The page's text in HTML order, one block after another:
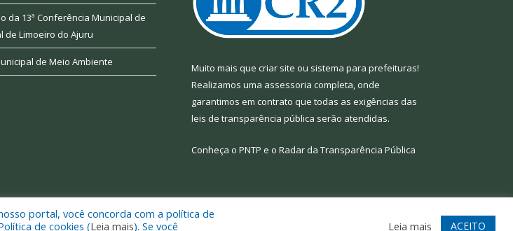
da 13ª Conferência Municipal de
de Limoeiro do Ajuru
de Meio Ambiente Muito mais que criar site ou sistema para prefeituras!
Realizamos uma assessoria completa, onde
garantimos em contrato que todas as exigências das
leis de transparência pública serão atendidas.
Conheça o PNTP e o Radar da Transparência Pública
Mapa do Site Acessar Webmail
portal, você concorda com a política de
de cookies (Leia mais). Se você Leia mais ACEITO